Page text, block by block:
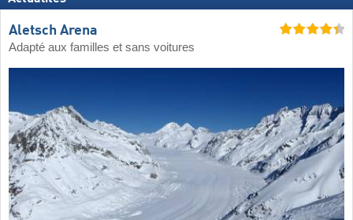
Aletsch Arena
Adapté aux familles et sans voitures